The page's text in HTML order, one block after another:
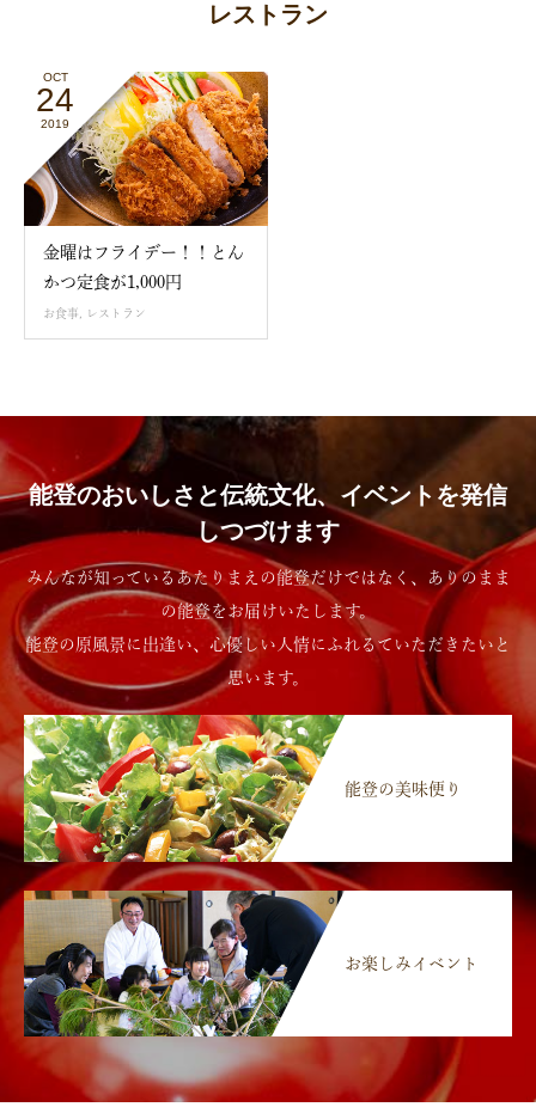
レストラン
OCT
24
2019
金曜はフライデー！！とん
かつ定食が1,000円
お食事 レストラン
能登のおいしさと伝統文化、イベントを発信
しつづけます
みんなが知っているあたりまえの能登だけではなく、ありのまま
の能登をお届けいたします。
能登の原風景に出逢い、心優しい人情にふれるていただきたいと
思います。
能登の美味便り
お楽しみイベント